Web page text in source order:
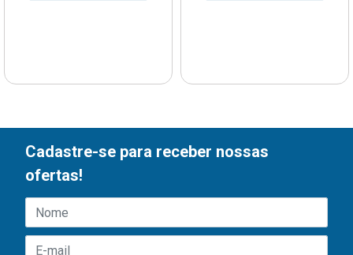
Cadastre-se para receber nossas
ofertas!